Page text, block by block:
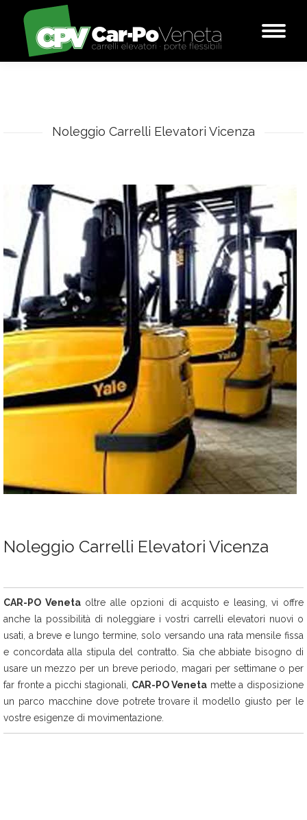
Noleggio Carrelli Elevatori Vicenza
Noleggio Carrelli Elevatori Vicenza
CAR-PO Venetaoltre alle opzioni di acquisto e leasing, vi offre
anche la possibilità di noleggiare i vostri carrelli elevatori nuovi o
usati, a breve e lungo termine, solo versando una rata mensile fissa
e concordata alla stipula del contratto. Sia che abbiate bisogno di
usare un mezzo per un breve periodo, magari per settimane o per
far fronte a picchi stagionali, CAR-PO Veneta mette a disposizione
un parco macchine dove potrete trovare il modello giusto per le
vostre esigenze di movimentazione.